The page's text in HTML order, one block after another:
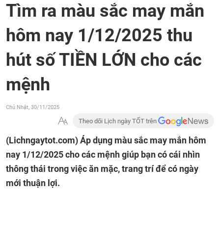
Tìm ra màu sắc may mắn
hôm nay 1/12/2025 thu
hút số TIỀN LỚN cho các
mệnh
Chủ Nhật, 30/11/2025
Theo dõi Lịch ngày TỐT trên
(Lichngaytot.com)Áp dụng màu sắc may mắn hôm
nay 1/12/2025 cho các mệnh giúp bạn có cái nhìn
thông thái trong việc ăn mặc, trang trí để có ngày
mới thuận lợi.